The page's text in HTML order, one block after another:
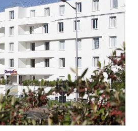
Colocation
Chercher